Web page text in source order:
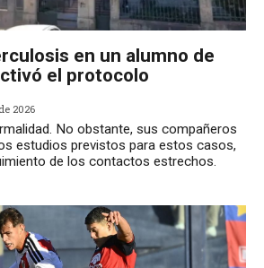
en un alumno de
el protocolo
2026
No obstante, sus compañeros
estudios previstos para estos casos,
de los contactos estrechos.